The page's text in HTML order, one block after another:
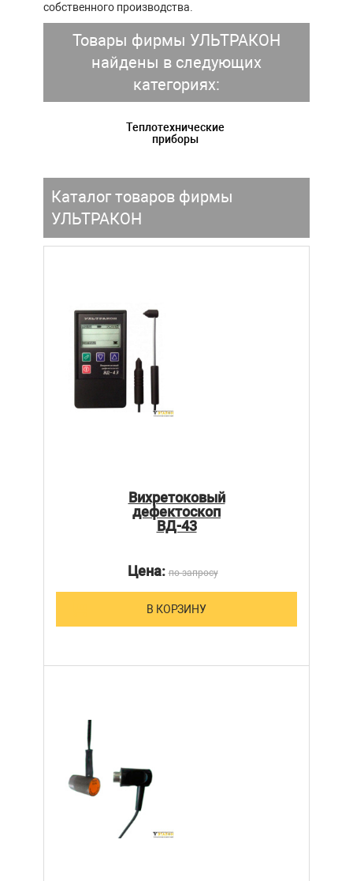
собственного производства.
Товары фирмы УЛЬТРАКОН
найдены в следующих
категориях:
Теплотехнические
приборы
Каталог товаров фирмы
УЛЬТРАКОН
Вихретоковый
дефектоскоп
ВД-43
Цена:по запросу
В КОРЗИНУ